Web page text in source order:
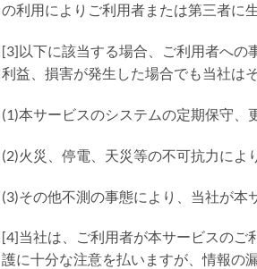
の利用によりご利用者または第三者に
[3]以下に該当する場合、ご利用者への
利益、損害が発生した場合でも当社は
(1)本サービスのシステムの定期保守、
(2)火災、停電、天災等の不可抗力によ
(3)その他不測の事態により、当社が本
[4]当社は、ご利用者が本サービスのご
護に十分な注意を払いますが、情報の